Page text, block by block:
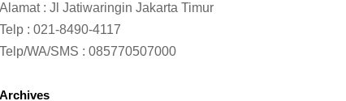
Alamat : Jl Jatiwaringin Jakarta Timur
Telp :021-8490-4117
Telp/WA/SMS :085770507000
Archives